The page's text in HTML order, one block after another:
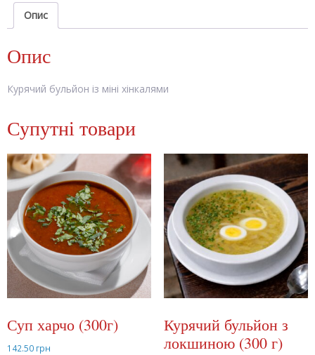
кількість
Опис
Опис
Курячий бульйон із міні хінкалями
Супутні товари
Суп харчо (300г)
142.50 грн
Курячий бульйон з
локшиною (300 г)